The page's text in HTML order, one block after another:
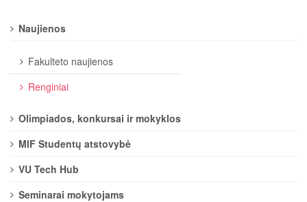
Naujienos
Fakulteto naujienos
Renginiai
Olimpiados, konkursai ir mokyklos
MIF Studentų atstovybė
VU Tech Hub
Seminarai mokytojams